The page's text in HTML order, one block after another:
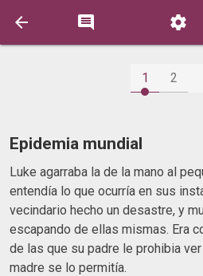
  
1 2
Epidemia mundial
Luke agarraba la de la mano al
entendía lo que ocurría en sus
vecindario hecho un desastre, y
escapando de ellas mismas. Era
de las que su padre le prohibia
madre se lo permitía.